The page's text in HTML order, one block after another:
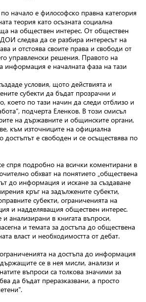
начало е философско правна категория
теория като осъзната социална
на обществен интерес. От обществен
следва да се разбира интересът на
и отстоява своите права и свободи от
управленски решения. Правото на
информация е началната фаза на тази
условия, щото действията и
субекти да бъдат прозрачни и
което по тази начин да следи отблизо и
подчерта Еленков. В този смисъл
на държавните и общинските органи,
към източниците на официална
е свободен и се осъществява по
спря подробно на всички коментирани в
обхват на понятието „обществена
до информация и искане за създаване
кръг на задължените субекти,
субекти, ограниченията на
и надделяващия обществен интерес.
анализирани в книгата въпроси,
и темата за достъпа до обществена
власт и необходимостта от дебат.
на достъпа до информация
се в нея мисли, анализи и
въпроси са толкова значими за
да бъдат преразказвани, а просто